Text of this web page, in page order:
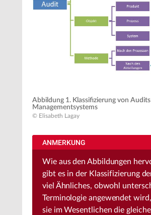
Abbildung 1. Klassifizierung von Audits
Managementsystems
© Elisabeth Lagay
ANMERKUNG
Wie aus den Abbildungen
gibt es in der Klassifizierung
viel Ähnliches, obwohl
Terminologie angewendet
sie im Wesentlichen die